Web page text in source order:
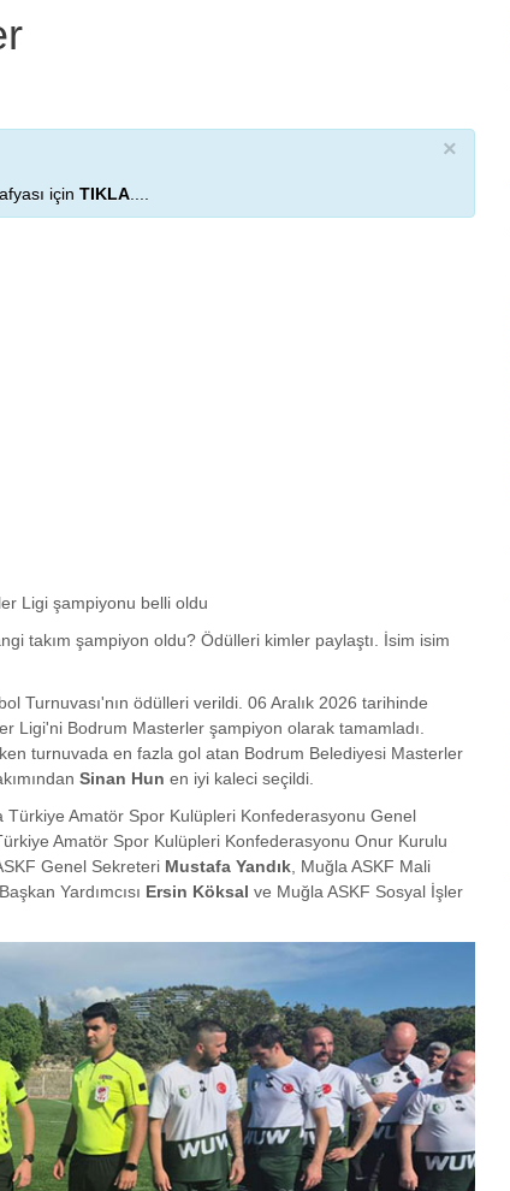
×
için TIKLA
Ligi şampiyonu belli oldu
takım şampiyon oldu? Ödülleri kimler paylaştı. İsim isim
Turnuvası'nın ödülleri verildi. 06 Aralık 2026 tarihinde
Ligi'ni Bodrum Masterler şampiyon olarak tamamladı.
turnuvada en fazla gol atan Bodrum Belediyesi Masterler
Sinan Hun en iyi kaleci seçildi.
Türkiye Amatör Spor Kulüpleri Konfederasyonu Genel
Amatör Spor Kulüpleri Konfederasyonu Onur Kurulu
Genel Sekreteri Mustafa Yandık , Muğla ASKF Mali
Yardımcısı Ersin Köksal ve Muğla ASKF Sosyal İşler